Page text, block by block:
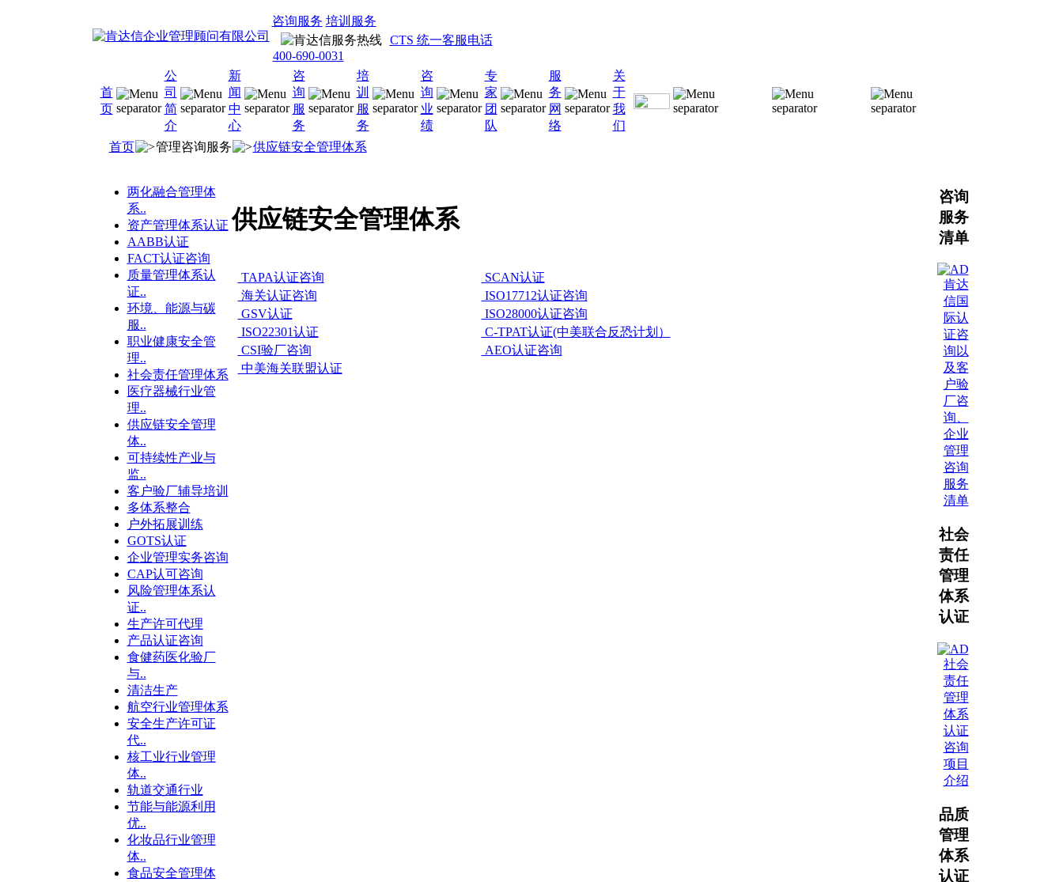
咨询服务 培训服务
CTS 统一客服电话
400-690-0031
首
页
公
司
简
介
新
闻
中
心
咨
询
服
务
培
训
服
务
咨
询
业
绩
专
家
团
队
服
务
网
络
关
于
我
们
首页
管理咨询服务 供应链安全管理体系
两化融合管理体
系..
资产管理体系认证
AABB认证
FACT认证咨询
质量管理体系认
证..
环境、能源与碳
服..
职业健康安全管
理..
社会责任管理体系
医疗器械行业管
理..
供应链安全管理
体..
可持续性产业与
监..
客户验厂辅导培训
多体系整合
户外拓展训练
GOTS认证
企业管理实务咨询
CAP认可咨询
风险管理体系认
证..
生产许可代理
产品认证咨询
食健药医化验厂
与..
清洁生产
航空行业管理体系
安全生产许可证
代..
核工业行业管理
体..
轨道交通行业
节能与能源利用
优..
化妆品行业管理
体..
食品安全管理体
供应链安全管理体系
TAPA认证咨询
SCAN认证
海关认证咨询
ISO17712认证咨询
GSV认证
ISO28000认证咨询
ISO22301认证
C-TPAT认证(中美联合反恐计划）
CSI验厂咨询
AEO认证咨询
中美海关联盟认证
咨询
服务
清单
肯达
信国
际认
证咨
询以
及客
户验
厂咨
询、
企业
管理
咨询
服务
清单
社会
责任
管理
体系
认证
社会
责任
管理
体系
认证
咨询
项目
介绍
品质
管理
体系
认证